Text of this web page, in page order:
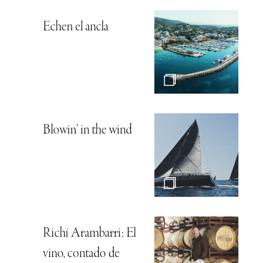
Echen el ancla
Blowin’ in the wind
Richi Arambarri: El
vino, contado de